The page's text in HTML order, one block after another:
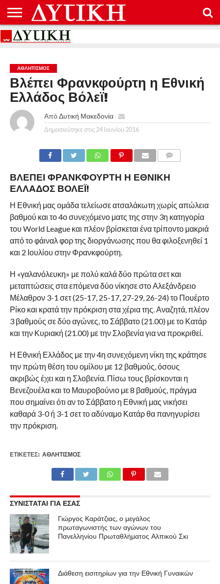
ΑΡΧΙΚΉ
ΕΠΙΚΟΙΝΩΝΊΑ
ΌΡΟΙ
ΠΡΟΣΤΑΣΊΑ
ΑΘΛΗΤΙΣΜΌΣ
Βλέπει Φρανκφούρτη η Εθνική
Ελλάδος Βόλεϊ!
Από Δυτική Μακεδονία
Δημοσιεύτηκε στις 24 Ιουνίου 2016
ΒΛΈΠΕΙ ΦΡΑΝΚΦΟΎΡΤΗ Η ΕΘΝΙΚΉ
ΕΛΛΆΔΟΣ ΒΌΛΕΪ!
Η Εθνική μας ομάδα τελείωσε ατσαλάκωτη χωρίς απώλεια
βαθμού και το 4ο συνεχόμενο ματς της στην 3η κατηγορία
του World League και πλέον βρίσκεται ένα τρίποντο μακριά
από το φάιναλ φορ της διοργάνωσης που θα φιλοξενηθεί 1
και 2 Ιουλίου στην Φρανκφούρτη.
Η «γαλανόλευκη» με πολύ καλά δύο πρώτα σετ και
μεταπτώσεις στα επόμενα δύο νίκησε στο Αλεξάνδρειο
Μέλαθρον 3-1 σετ (25-17, 25-17, 27-29, 26-24) το Πουέρτο
Ρίκο και κρατά την πρόκριση στα χέρια της. Αναζητά, πλέον
3 βαθμούς σε δύο αγώνες, το Σάββατο (21.00) με το Κατάρ
και την Κυριακή (21.00) με την Σλοβενία για να προκριθεί.
Η Εθνική Ελλάδος με την 4η συνεχόμενη νίκη της κράτησε
την πρώτη θέση του ομίλου με 12 βαθμούς, όσους
ακριβώς έχει και η Σλοβενία. Πίσω τους βρίσκονται η
Βενεζουέλα και το Μαυροβούνιο με 8 βαθμούς, πράγμα
που σημαίνει ότι αν το Σάββατο η Εθνική μας νικήσει
καθαρά 3-0 ή 3-1 σετ το αδύναμο Κατάρ θα πανηγυρίσει
την πρόκριση.
ΕΤΙΚΕΤΕΣ: ΑΘΛΗΤΙΣΜΌΣ
ΣΥΝΙΣΤΑΤΑΙ ΓΙΑ ΕΣΑΣ
Γιώργος Καράτζιας, ο μεγάλος
πρωταγωνιστής των αγώνων του
Πανελληνίου Πρωταθλήματος Αλπικού Σκι
Διάθεση εισιτηρίων για την Εθνική Γυναικών